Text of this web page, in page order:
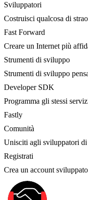
Sviluppatori
Costruisci qualcosa di
Fast Forward
Creare un Internet più
Strumenti di sviluppo
Strumenti di sviluppo
Developer SDK
Programma gli stessi
Fastly
Comunità
Unisciti agli sviluppatori
Registrati
Crea un account